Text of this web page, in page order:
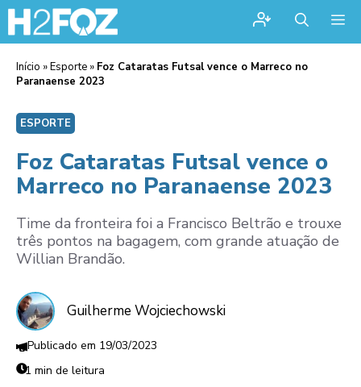
Início »Esporte » Foz Cataratas Futsal vence o Marreco no
Paranaense 2023
ESPORTE
Foz Cataratas Futsal vence o
Marreco no Paranaense 2023
Time da fronteira foi a Francisco Beltrão e trouxe
três pontos na bagagem, com grande atuação de
Willian Brandão.
Guilherme Wojciechowski
19/03/2023
1 min de leitura